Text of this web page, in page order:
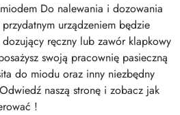
Do nalewania i dozowania
urządzeniem będzie
ręczny lub zawór klapkowy
swoją pracownię pasieczną
do miodu oraz inny niezbędny
naszą stronę i zobacz jak
!